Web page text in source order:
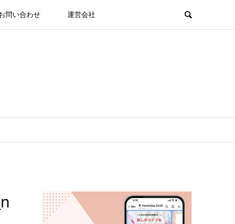
問い合わせ 運営会社